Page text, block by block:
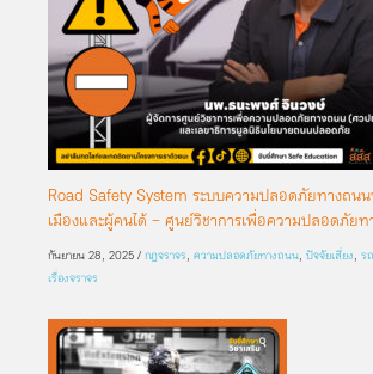
Road Safety System ระบบความปลอดภัยทางถน
เมืองและผู้คนได้ – ศูนย์วิชาการเพื่อความปลอดภัย
กันยายน 28, 2025 / กฎจราจร, ความปลอดภัยทางถนน, ปัจจัยเสี่ยง, ร
เรื่องจราจร